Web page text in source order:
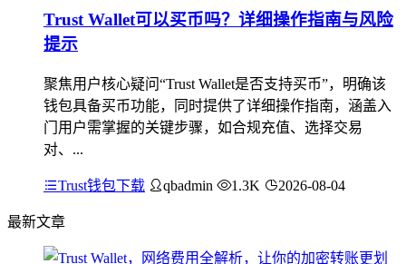
Trust Wallet可以买币吗？详细操作指南与风险
提示
聚焦用户核心疑问“Trust Wallet是否支持买币”，明确该
钱包具备买币功能，同时提供了详细操作指南，涵盖入
门用户需掌握的关键步骤，如合规充值、选择交易
对、...
Trust钱包下载 qbadmin 1.3K 2026-08-04
最新文章